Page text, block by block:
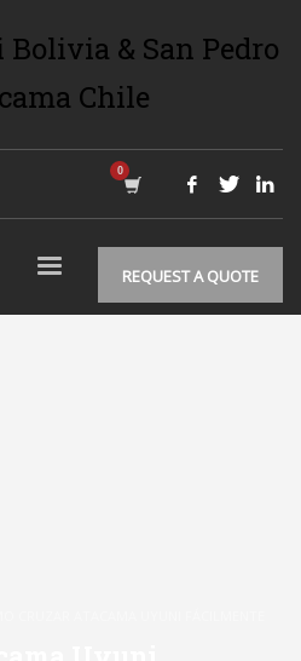
REQUEST A QUOTE